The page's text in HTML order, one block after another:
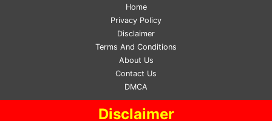
Home
Privacy Policy
Disclaimer
Terms And Conditions
About Us
Contact Us
DMCA
Disclaimer